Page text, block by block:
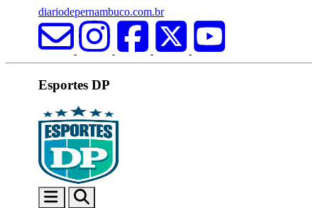
diariodepernambuco.com.br
Esportes DP